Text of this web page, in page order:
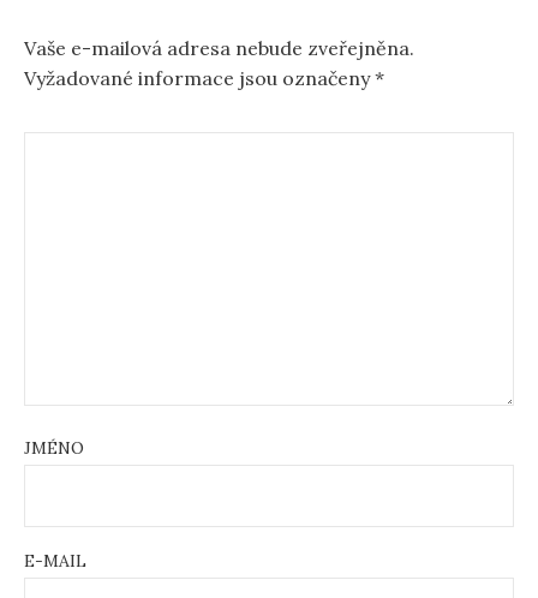
Vaše e-mailová adresa nebude zveřejněna.
Vyžadované informace jsou označeny*
JMÉNO
E-MAIL